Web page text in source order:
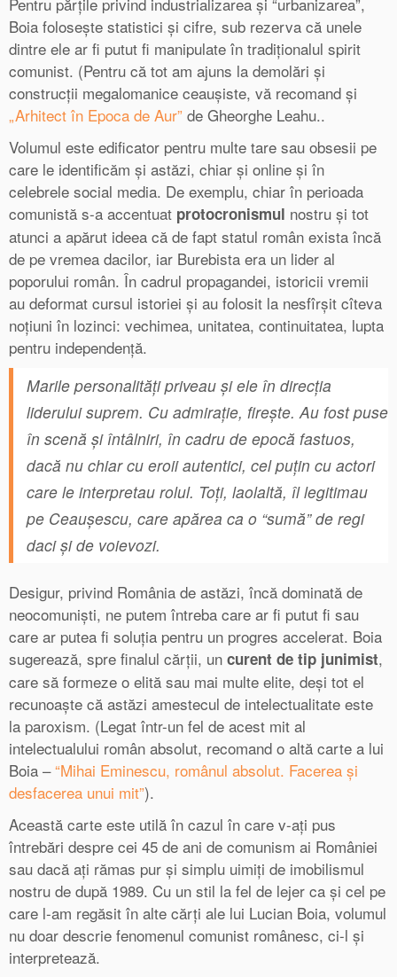
Boia folosește statistici și cifre, sub rezerva că unele
dintre ele ar fi putut fi manipulate în tradiționalul spirit
comunist. (Pentru că tot am ajuns la demolări și
construcții megalomanice ceaușiste, vă recomand și
„Arhitect în Epoca de Aur” de Gheorghe Leahu..
Volumul este edificator pentru multe tare sau obsesii pe
care le identificăm și astăzi, chiar și online și în
celebrele social media. De exemplu, chiar în perioada
comunistă s-a accentuat protocronismul nostru și tot
atunci a apărut ideea că de fapt statul român exista încă
de pe vremea dacilor, iar Burebista era un lider al
poporului român. În cadrul propagandei, istoricii vremii
au deformat cursul istoriei și au folosit la nesfîrșit cîteva
noțiuni în lozinci: vechimea, unitatea, continuitatea, lupta
pentru independență.
Marile personalități priveau și ele în direcția
liderului suprem. Cu admirație, firește. Au fost puse
în scenă și întâlniri, în cadru de epocă fastuos,
dacă nu chiar cu eroii autentici, cel puțin cu actori
care le interpretau rolul. Toți, laolaltă, îl legitimau
pe Ceaușescu, care apărea ca o “sumă” de regi
daci și de voievozi.
Desigur, privind România de astăzi, încă dominată de
neocomuniști, ne putem întreba care ar fi putut fi sau
care ar putea fi soluția pentru un progres accelerat. Boia
sugerează, spre finalul cărții, un curent de tip junimist,
care să formeze o elită sau mai multe elite, deși tot el
recunoaște că astăzi amestecul de intelectualitate este
la paroxism. (Legat într-un fel de acest mit al
intelectualului român absolut, recomand o altă carte a lui
Boia –“Mihai Eminescu, românul absolut. Facerea și
desfacerea unui mit”).
Această carte este utilă în cazul în care v-ați pus
întrebări despre cei 45 de ani de comunism ai României
sau dacă ați rămas pur și simplu uimiți de imobilismul
nostru de după 1989. Cu un stil la fel de lejer ca și cel pe
care l-am regăsit în alte cărți ale lui Lucian Boia, volumul
nu doar descrie fenomenul comunist românesc, ci-l și
interpretează.